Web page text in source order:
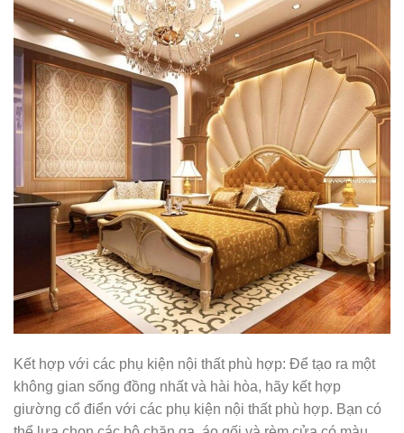
Kết hợp với các phụ kiện nội thất phù hợp: Để tạo ra một
không gian sống đồng nhất và hài hòa, hãy kết hợp
giường cổ điển với các phụ kiện nội thất phù hợp. Bạn có